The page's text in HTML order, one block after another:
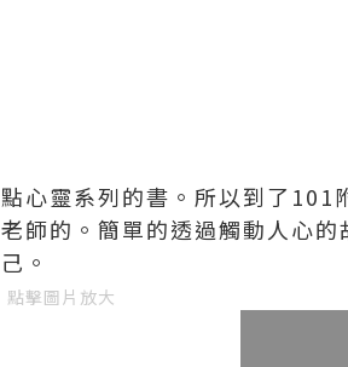
心靈系列的書。所以到了101
師的。簡單的透過觸動人心的
。
點擊圖片放大